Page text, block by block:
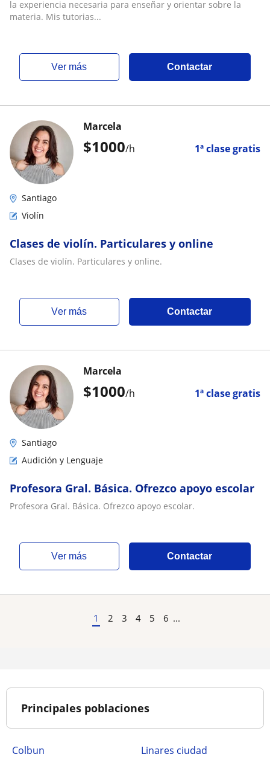
la experiencia necesaria para enseñar y orientar sobre la
materia. Mis tutorias...
ver más Contactar
$1000/h 1ª clase gratis
Marcela
Santiago
Violín
Clases de violín. Particulares y online
Clases de violín. Particulares y online.
ver más Contactar
$1000/h 1ª clase gratis
Marcela
Santiago
Audición y Lenguaje
Profesora Gral. Básica. Ofrezco apoyo escolar
Profesora Gral. Básica. Ofrezco apoyo escolar.
ver más Contactar
1 2 3 4 5 6 ...
Principales poblaciones
Colbun
Linares ciudad